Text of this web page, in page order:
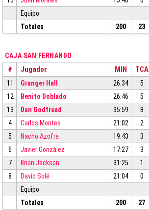
Equipo
Totales
200 23
CAJA SAN FERNANDO
# Jugador MIN TCA
11 Granger Hall 26:34 5
12
Benito Doblado 26:46 5
13
Dan Godfread 35:59 8
4
Carlos Montes 21:02 2
5
Nacho Azofra 19:43 3
6
Javier González 17:27 3
7
Brian Jackson 31:25 1
8
David Solé 21:04 0
Equipo
Totales
200 27